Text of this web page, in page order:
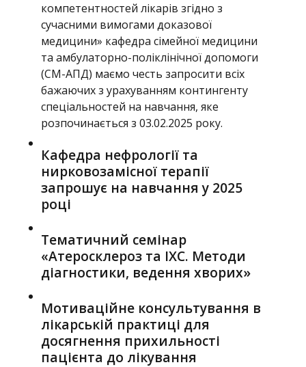
компетентностей лікарів згідно з
сучасними вимогами доказової
медицини» кафедра сімейної медицини
та амбулаторно-поліклінічної допомоги
(СМ-АПД) маємо честь запросити всіх
бажаючих з урахуванням контингенту
спеціальностей на навчання, яке
розпочинається з 03.02.2025 року.
Кафедра нефрології та
нирковозамісної терапії
запрошує на навчання у 2025
році
Тематичний семінар
«Атеросклероз та ІХС. Методи
діагностики, ведення хворих»
Мотиваційне консультування в
лікарській практиці для
досягнення прихильності
пацієнта до лікування